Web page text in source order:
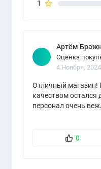
1
Артём
Оценка
4 Ноября, 2024
Отличный магазин!
качеством остался
персонал очень
0